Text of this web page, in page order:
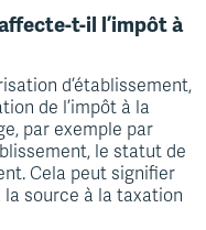
t-il l’impôt à
d’établissement,
de l’impôt à la
par exemple par
le statut de
Cela peut signifier
la source à la taxation